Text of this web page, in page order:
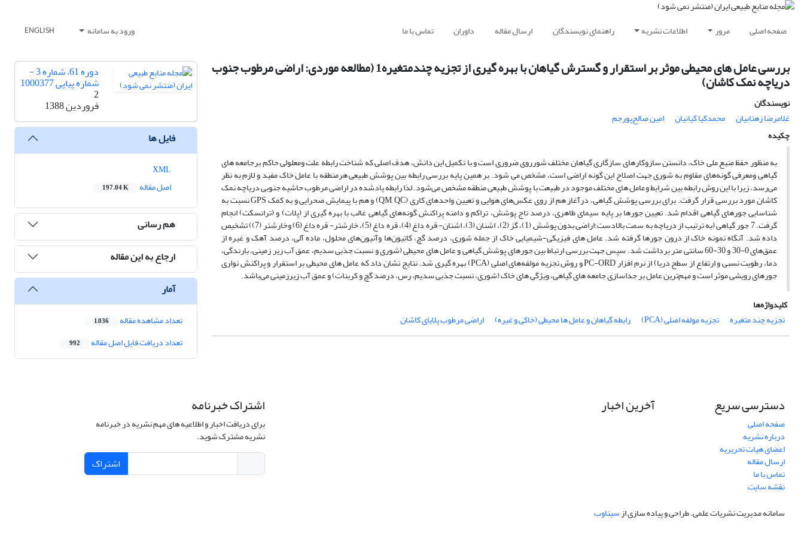
صفحه اصلی مرور اطلاعات نشریه راهنمای نویسندگان ارسال مقاله داوران تماس با ما ورود به سامانه ENGLISH
بررسی عامل های محیطی موثر بر استقرار و گسترش گیاهان با بهره گیری از تجزیه چندمتغیره1 (مطالعه موردی: اراضی مرطوب جنوب
دریاچه نمک کاشان)
نویسندگان
غلامرضا زهتابیان
محمدکیا کیانیان
امین صالح‌پورجم
چکیده
به منظور حفظ منبع ملی خاک، دانستن سازوکارهای سازگاری گیاهان مختلف شورروی ضروری است و با تکمیل این دانش، هدف اصلی که شناخت رابطه علت ومعلولی حاکم برجامعه های
گیاهی ومعرفی گونه‌های مقاوم به شوری جهت اصلاح این گونه اراضی است، مشخص می شود. بر همین پایه بررسی رابطه بین پوشش طبیعی هرمنطقه با عامل خاک مفید و لازم به نظر
می‌رسد، زیرا با این روش رابطه بین شرایط وعامل های مختلف موجود در طبیعت با پوشش طبیعی منطقه مشخص می‌شود. لذا رابطه یادشده در اراضی مرطوب حاشیه جنوبی دریاچه نمک
کاشان مورد بررسی قرار گرفت. برای بررسی پوشش گیاهی، درآغاز هم از روی عکس‌های هوایی و تعیین واحدهای کاری (QM, QC) و هم با پیمایش صحرایی و به کمک GPS نسبت به
شناسایی جور‌های گیاهی اقدام شد. تعیین جور‌ها بر پایه سیمای ظاهری، درصد تاج پوشش، تراکم و دامنه پراکنش گونه‌های گیاهی غالب با بهره گیری از (پلات) و (ترانسکت) انجام
گرفت. 7 جور گیاهی (به ترتیب از دریاچه به سمت بالادست؛اراضی بدون پوشش (1)، گز (2)، اشنان (3)، اشنان- قره داغ (4)، قره داغ (5)، خارشتر- قره داغ (6) وخارشتر (7)) تشخیص
داده شد. آنگاه نمونه خاک از درون جور‌ها گرفته شد. عامل های فیزیکی-شیمیایی خاک از جمله شوری، درصد گچ، کاتیون‌ها وآنیون‌های محلول، ماده آلی، درصد آهک و غیره از
عمق‌های 0-30 و 30-60 سانتی متر برداشت شد. سپس جهت بررسی ارتباط بین جور‌های پوشش گیاهی و عامل های محیطی (شوری و نسبت جذبی سدیم، عمق آب زیر زمینی، بارندگی،
دما، رطوبت نسبی و ارتفاع از سطح دریا) از نرم افزار PC-ORD و روش تجزیه مولفه‌های اصلی (PCA) بهره گیری شد. نتایج نشان داد که عامل های محیطی بر استقرار و پراکنش نواری
جور‌های رویشی موثر است و مهم‌ترین عامل بر جداسازی جامعه های گیاهی، ویژگی های خاک (شوری، نسبت جذبی سدیم، رس، درصد گچ و کربنات) و عمق آب زیرزمینی می‌باشد.
کلیدواژه‌ها
تجزیه چند متغیره
تجزیه مولفه اصلی (PCA) رابطه گیاهان و عامل ها محیطی (خاکی و غیره) اراضی مرطوب پلایای کاشان
دوره 61، شماره 3 -
شماره پیاپی 1000377
2
فروردین 1388
فایل ها
اصل مقاله
197.04 K
هم رسانی
ارجاع به این مقاله
آمار
تعداد مشاهده مقاله 1,036
تعداد دریافت فایل اصل مقاله 992
دسترسی سریع
صفحه اصلی
درباره نشریه
اعضای هیات تحریریه
ارسال مقاله
تماس با ما
نقشه سایت
آخرین اخبار اشتراک خبرنامه
برای دریافت اخبار و اطلاعیه های مهم نشریه در خبرنامه
نشریه مشترک شوید.
اشتراک
سامانه مدیریت نشریات علمی.طراحی و پیاده سازی ازسیناوب